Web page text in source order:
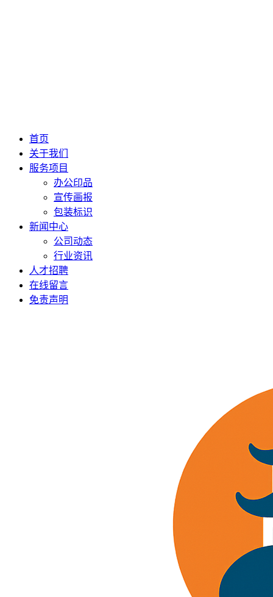
首页
关于我们
服务项目
办公印品
宣传画报
包装标识
新闻中心
公司动态
行业资讯
人才招聘
在线留言
免责声明